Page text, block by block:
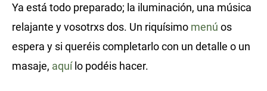
Ya está todo preparado; la iluminación, una música
relajante y vosotrxs dos. Un riquísimo menú os
espera y si queréis completarlo con un detalle o un
masaje, aquílo podéis hacer.